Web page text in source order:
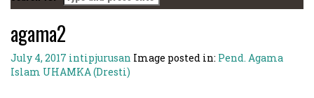
agama2
July 4, 2017 intipjurusan Image posted in: Pend. Agama
Islam UHAMKA (Dresti)